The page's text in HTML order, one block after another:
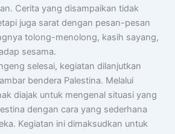
Cerita yang disampaikan tidak
juga sarat dengan pesan-pesan
tolong-menolong, kasih sayang,
sesama.
selesai, kegiatan dilanjutkan
bendera Palestina. Melalui
diajak untuk mengenal situasi yang
dengan cara yang sederhana
Kegiatan ini dimaksudkan untuk